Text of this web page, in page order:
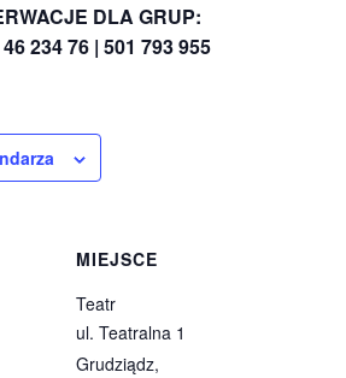
DLA GRUP:
234 76 | 501 793 955
MIEJSCE
Teatr
ul. Teatralna 1
Grudziądz,